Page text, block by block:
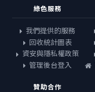
綠色服務
我們提供的服務
回收統計圖表
資安與隱私權政策
管理後台登入
贊助合作